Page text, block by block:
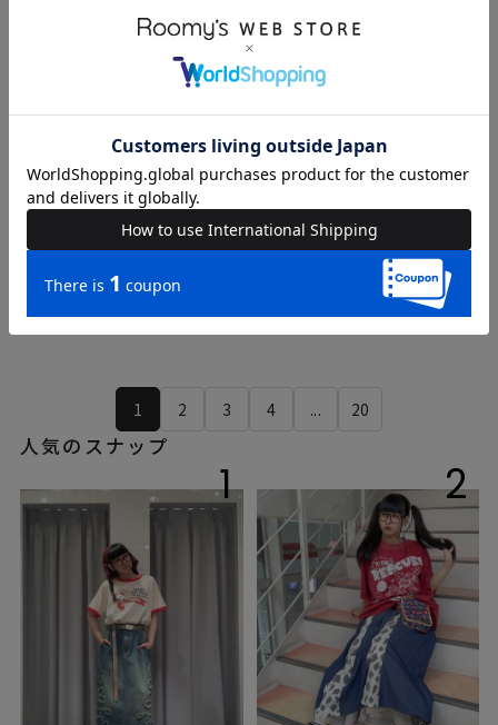
158cm
DOUBLE NAME
chihiro
DOUBLE NAME
1 2 3 4 ... 20
人気のスナップ
1 2